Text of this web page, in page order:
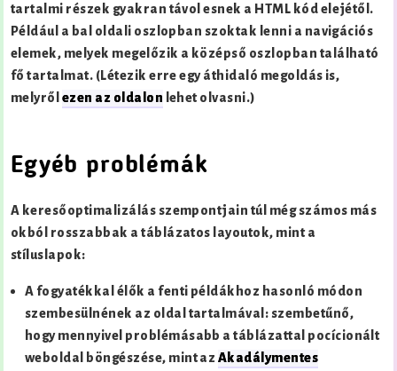
tartalmi részek gyakran távol esnek a HTML kód elejétől.
Például a bal oldali oszlopban szoktak lenni a navigációs
elemek, melyek megelőzik a középső oszlopban található
fő tartalmat. (Létezik erre egy áthidaló megoldás is,
melyrőlezen az oldalon lehet olvasni.)
Egyéb problémák
A keresőoptimalizálás szempontjain túl még számos más
okból rosszabbak a táblázatos layoutok, mint a
stíluslapok:
A fogyatékkal élők a fenti példákhoz hasonló módon
szembesülnének az oldal tartalmával: szembetűnő,
hogy mennyivel problémásabb a táblázattal pocícionált
weboldal böngészése, mint az Akadálymentes